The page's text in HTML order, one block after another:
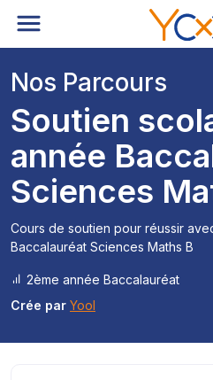
Nos Parcours
Soutien
année
Sciences
Cours de soutien pour réussir
Baccalauréat Sciences Maths B
2ème année Baccalauréat
Crée par Yool